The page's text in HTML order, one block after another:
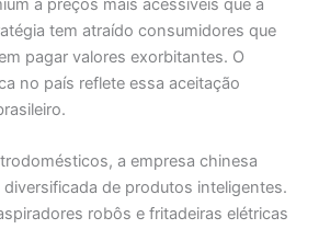
a preços mais acessíveis que a
tem atraído consumidores que
pagar valores exorbitantes. O
no país reflete essa aceitação
a empresa chinesa
de produtos inteligentes.
robôs e fritadeiras elétricas